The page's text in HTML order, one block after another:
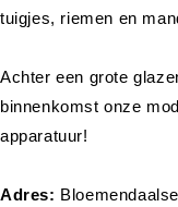
tuigjes, riemen en
Achter een grote
binnenkomst onze
apparatuur!
Adres: